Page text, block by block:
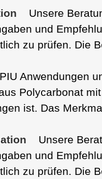
Unsere
und
zu prüfen. Die
Anwendungen
Polycarbonat
ist. Das
Unsere
und
zu prüfen. Die